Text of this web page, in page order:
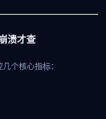
溃才查
几个核心指标：